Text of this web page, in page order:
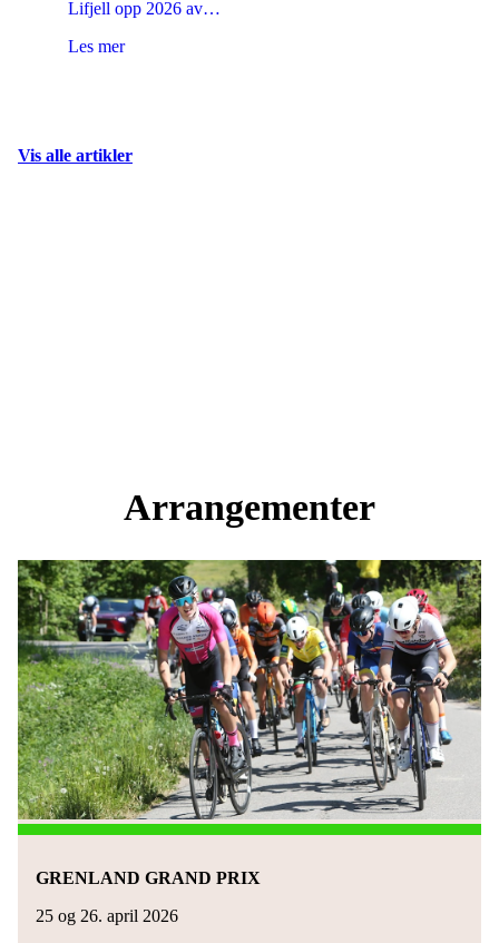
Lifjell opp 2026 av…
Les mer
Vis alle artikler
Arrangementer
GRENLAND GRAND PRIX
25 og 26. april 2026